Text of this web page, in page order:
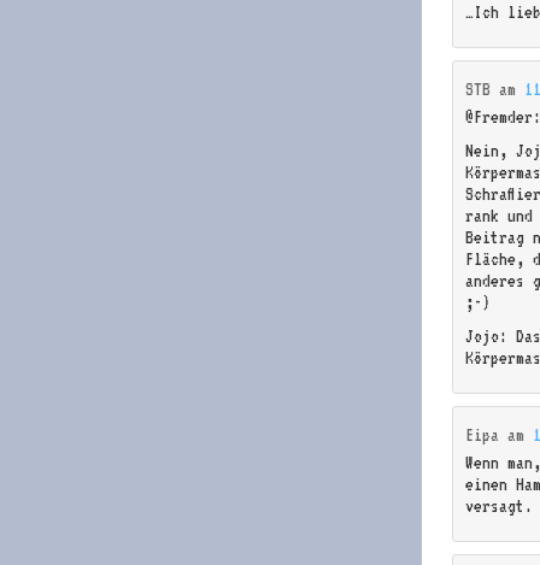
…Ich
STB am
@Fremder:
Nein,
rank
Beitrag
Fläche,
anderes
;-)
Jojo:
Eipa am
Wenn
einen
versagt.